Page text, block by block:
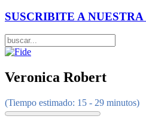
SUSCRIBITE A
Veronica Robert
(Tiempo estimado: 15 - 29 minutos)